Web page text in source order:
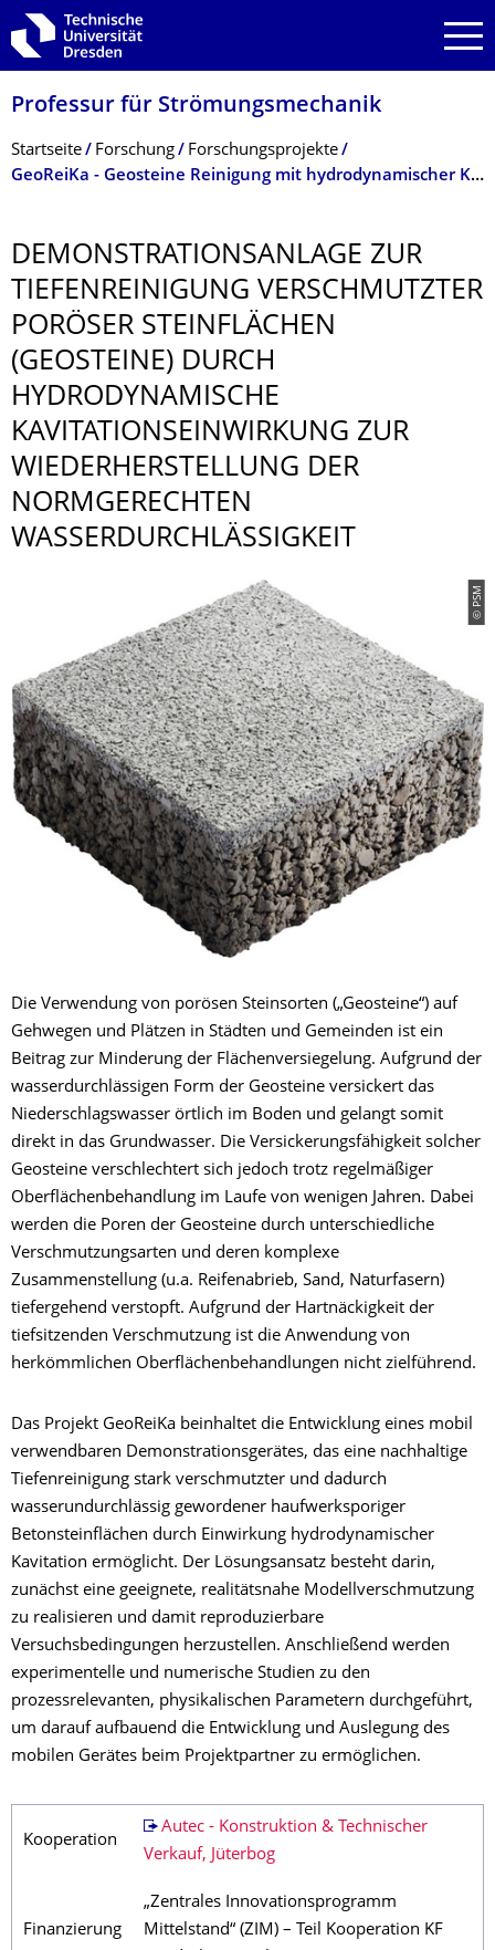
Zur Hauptnavigation springen
Zur Suche springen
Zum Inhalt springen
Professur für Strömungsmechanik
Breadcrumb-Menü
Startseite Forschung
Forschungsprojekte
GeoReiKa - Geosteine Reinigung mit hydrodynamischer Kavitation
DEMONSTRATIONS­ANLAGE ZUR
TIEFENREINIGUNG VERSCHMUTZTER
PORÖSER STEINFLÄCHEN
(GEOSTEINE) DURCH
HYDRODYNAMISCHE
KAVITATIONSEIN­WIRKUNG ZUR
WIEDERHERSTEL­LUNG DER
NORMGERECHTEN
WASSERDURCHLÄS­SIGKEIT
© PSM
Die Verwendung von porösen Steinsorten („Geosteine“) auf
Gehwegen und Plätzen in Städten und Gemeinden ist ein
Beitrag zur Minderung der Flächenversiegelung. Aufgrund der
wasserdurchlässigen Form der Geosteine versickert das
Niederschlagswasser örtlich im Boden und gelangt somit
direkt in das Grundwasser. Die Versickerungsfähigkeit solcher
Geosteine verschlechtert sich jedoch trotz regelmäßiger
Oberflächenbehandlung im Laufe von wenigen Jahren. Dabei
werden die Poren der Geosteine durch unterschiedliche
Verschmutzungsarten und deren komplexe
Zusammenstellung (u.a. Reifenabrieb, Sand, Naturfasern)
tiefergehend verstopft. Aufgrund der Hartnäckigkeit der
tiefsitzenden Verschmutzung ist die Anwendung von
herkömmlichen Oberflächenbehandlungen nicht zielführend.
Das Projekt GeoReiKa beinhaltet die Entwicklung eines mobil
verwendbaren Demonstrationsgerätes, das eine nachhaltige
Tiefenreinigung stark verschmutzter und dadurch
wasserundurchlässig gewordener haufwerksporiger
Betonsteinflächen durch Einwirkung hydrodynamischer
Kavitation ermöglicht. Der Lösungsansatz besteht darin,
zunächst eine geeignete, realitätsnahe Modellverschmutzung
zu realisieren und damit reproduzierbare
Versuchsbedingungen herzustellen. Anschließend werden
experimentelle und numerische Studien zu den
prozessrelevanten, physikalischen Parametern durchgeführt,
um darauf aufbauend die Entwicklung und Auslegung des
mobilen Gerätes beim Projektpartner zu ermöglichen.
Kooperation
Autec - Konstruktion & Technischer
Verkauf, Jüterbog
Finanzierung
„Zentrales Innovationsprogramm
Mittelstand“ (ZIM) – Teil Kooperation KF